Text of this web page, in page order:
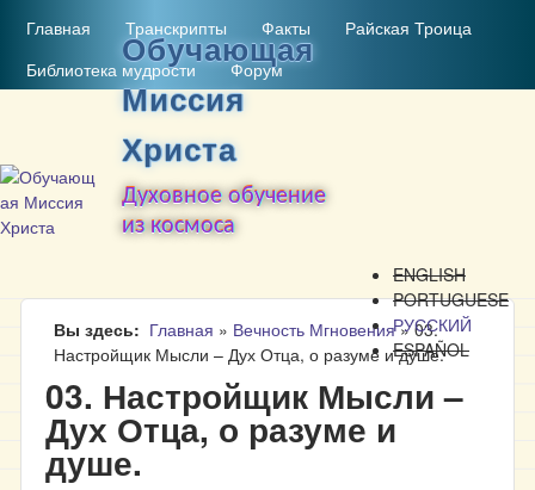
Перейти к основному
содержанию
MAIN MENU
Главная Транскрипты Факты
Райская Троица
Библиотека мудрости
Форум
Обучающая
Миссия
Христа
Духовное обучение
из космоса
ENGLISH
PORTUGUESE
РУССКИЙ
ESPAÑOL
Вы здесь Главная » Вечность Мгновения»03.
Настройщик Мысли – Дух Отца, о разуме и душе.
03. Настройщик Мысли –
Дух Отца, о разуме и
душе.